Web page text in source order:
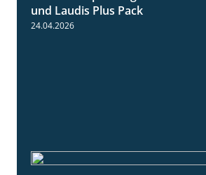
und Laudis Plus Pack
24.04.2026